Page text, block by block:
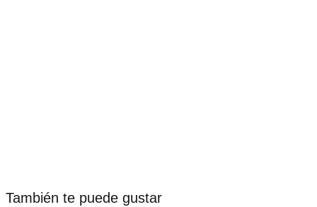
También te puede gustar